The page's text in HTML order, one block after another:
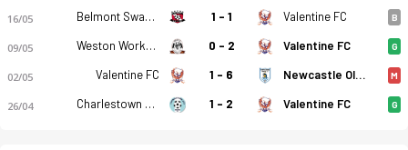
16/05 Belmont Swansea United FK 1 - 1 Valentine FC B
09/05 Weston Workers 0 - 2 Valentine FC G
02/05 Valentine FC 1 - 6 Newcastle Olympic M
26/04 Charlestown Azzurri FC 1 - 2 Valentine FC G